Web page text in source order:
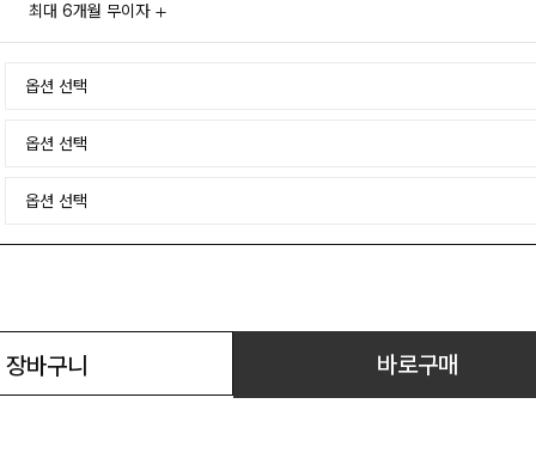
최대 6개월 무이자
장바구니 바로구매